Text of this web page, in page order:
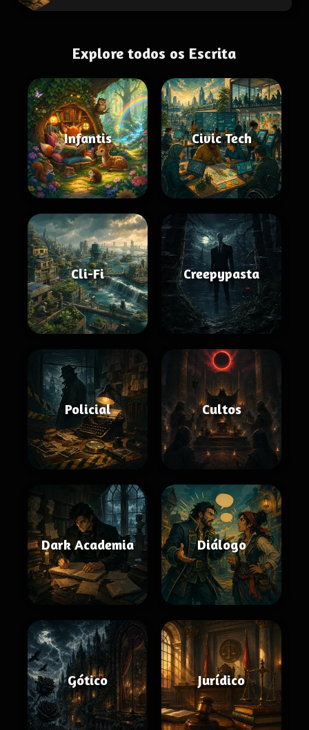
Explore todos os Escrita
Infantis Civic Tech
Cli-Fi Creepypasta
Policial Cultos
Dark Academia Diálogo
Gótico Jurídico